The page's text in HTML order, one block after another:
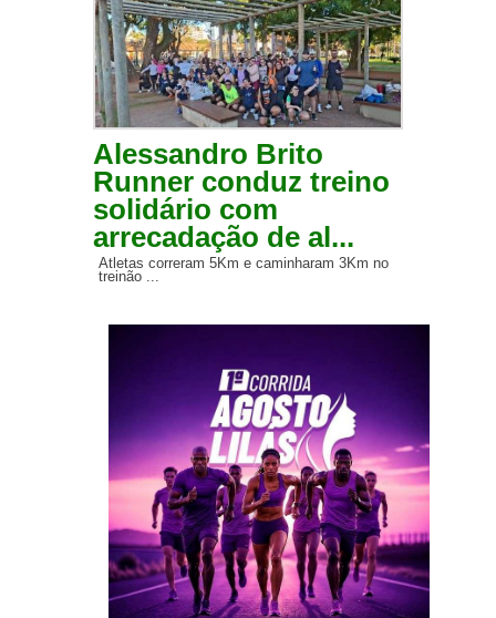
Alessandro Brito
Runner conduz treino
solidário com
arrecadação de al...
Atletas correram 5Km e caminharam 3Km no
treinão ...